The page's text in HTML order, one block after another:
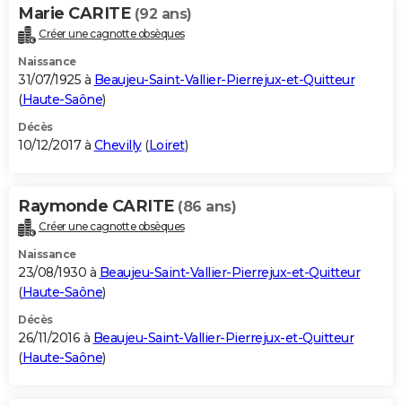
Marie CARITE (92 ans)
Créer une cagnotte obsèques
Naissance
31/07/1925 à Beaujeu-Saint-Vallier-Pierrejux-et-Quitteur
(Haute-Saône)
Décès
10/12/2017 à Chevilly(Loiret)
Raymonde CARITE (86 ans)
Créer une cagnotte obsèques
Naissance
23/08/1930 à Beaujeu-Saint-Vallier-Pierrejux-et-Quitteur
(Haute-Saône)
Décès
26/11/2016 à Beaujeu-Saint-Vallier-Pierrejux-et-Quitteur
(Haute-Saône)